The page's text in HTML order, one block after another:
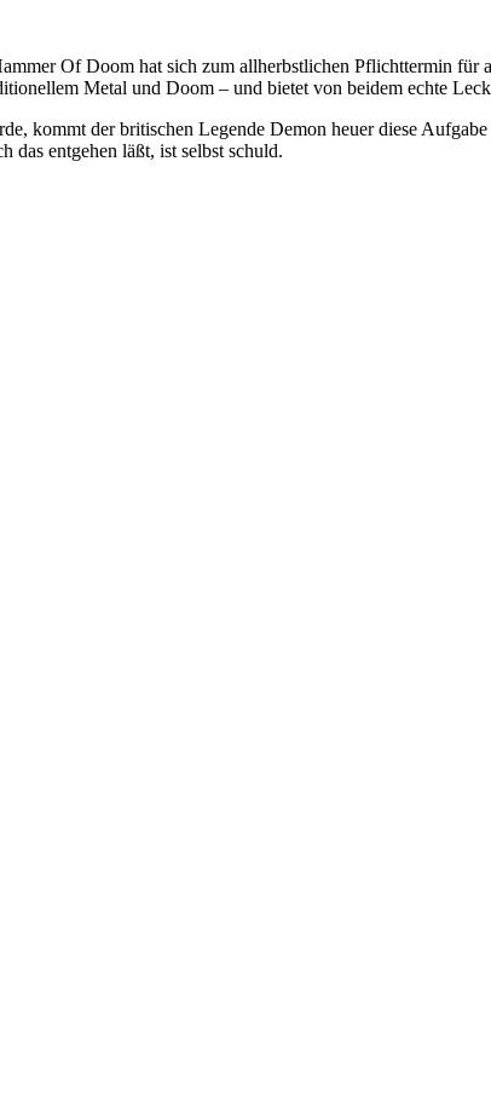
Of Doom hat sich zum allherbstlichen Pflichttermin
Metal und Doom – und bietet von beidem echte
kommt der britischen Legende Demon heuer diese
entgehen läßt, ist selbst schuld.